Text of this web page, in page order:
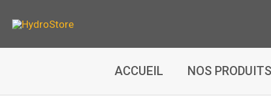
ACCUEIL NOS PRODUITS